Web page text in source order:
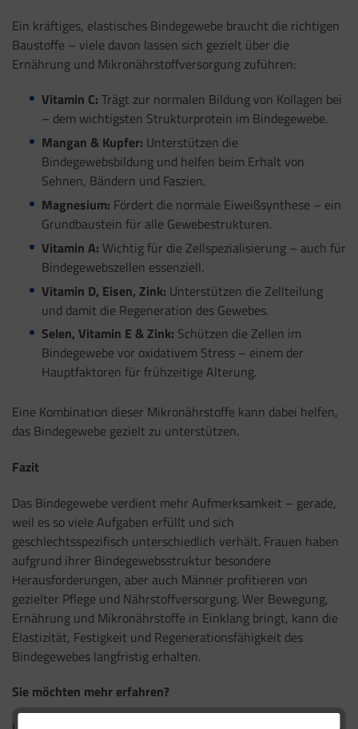
Ein kräftiges, elastisches Bindegewebe braucht die richtigen
Baustoffe – viele davon lassen sich gezielt über die
Ernährung und Mikronährstoffversorgung zuführen:
Vitamin C: Trägt zur normalen Bildung von Kollagen bei
– dem wichtigsten Strukturprotein im Bindegewebe.
Mangan & Kupfer: Unterstützen die
Bindegewebsbildung und helfen beim Erhalt von
Sehnen, Bändern und Faszien.
Magnesium: Fördert die normale Eiweißsynthese – ein
Grundbaustein für alle Gewebestrukturen.
Vitamin A: Wichtig für die Zellspezialisierung – auch für
Bindegewebszellen essenziell.
Vitamin D, Eisen, Zink: Unterstützen die Zellteilung
und damit die Regeneration des Gewebes.
Selen, Vitamin E & Zink: Schützen die Zellen im
Bindegewebe vor oxidativem Stress – einem der
Hauptfaktoren für frühzeitige Alterung.
Eine Kombination dieser Mikronährstoffe kann dabei helfen,
das Bindegewebe gezielt zu unterstützen.
Fazit
Das Bindegewebe verdient mehr Aufmerksamkeit – gerade,
weil es so viele Aufgaben erfüllt und sich
geschlechtsspezifisch unterschiedlich verhält. Frauen haben
aufgrund ihrer Bindegewebsstruktur besondere
Herausforderungen, aber auch Männer profitieren von
gezielter Pflege und Nährstoffversorgung. Wer Bewegung,
Ernährung und Mikronährstoffe in Einklang bringt, kann die
Elastizität, Festigkeit und Regenerationsfähigkeit des
Bindegewebes langfristig erhalten.
Sie möchten mehr erfahren?